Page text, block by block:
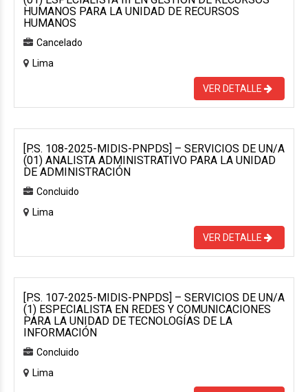
HUMANOS PARA LA UNIDAD DE RECURSOS
HUMANOS
Cancelado
Lima
VER DETALLE
[P.S. 108-2025-MIDIS-PNPDS] – SERVICIOS DE UN/A
(01) ANALISTA ADMINISTRATIVO PARA LA UNIDAD
DE ADMINISTRACIÓN
Concluido
Lima
VER DETALLE
[P.S. 107-2025-MIDIS-PNPDS] – SERVICIOS DE UN/A
(1) ESPECIALISTA EN REDES Y COMUNICACIONES
PARA LA UNIDAD DE TECNOLOGÍAS DE LA
INFORMACIÓN
Concluido
Lima